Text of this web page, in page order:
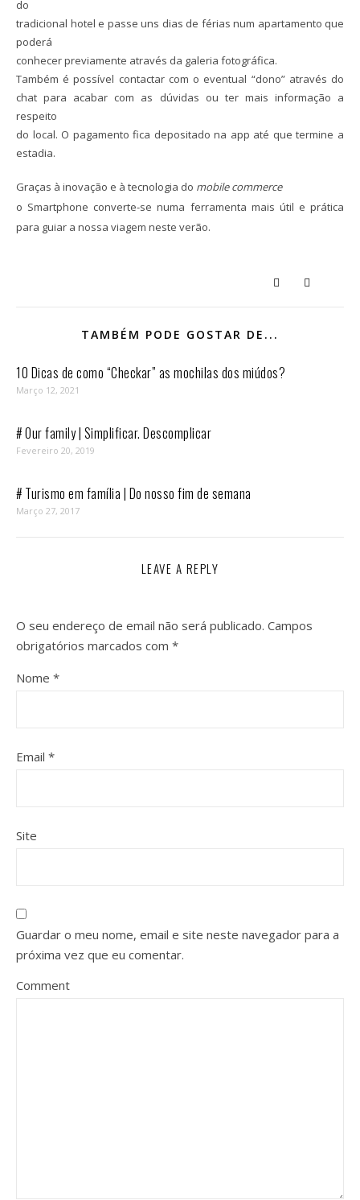
do
tradicional hotel e passe uns dias de férias num apartamento que
poderá
conhecer previamente através da galeria fotográfica.
Também é possível contactar com o eventual “dono” através do
chat para acabar com as dúvidas ou ter mais informação a
respeito
do local. O pagamento fica depositado na app até que termine a
estadia.
Graças à inovação e à tecnologia do mobile commerce
o Smartphone converte-se numa ferramenta mais útil e prática
para guiar a nossa viagem neste verão.
TAMBÉM PODE GOSTAR DE...
10 Dicas de como “Checkar” as mochilas dos miúdos?
Março 12, 2021
# Our family | Simplificar. Descomplicar
Fevereiro 20, 2019
# Turismo em família | Do nosso fim de semana
Março 27, 2017
LEAVE A REPLY
O seu endereço de email não será publicado. Campos
obrigatórios marcados com *
Nome *
Email *
Site
Guardar o meu nome, email e site neste navegador para a
próxima vez que eu comentar.
Comment